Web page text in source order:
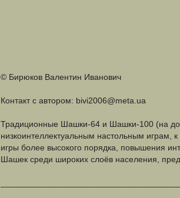
© Бирюков Валентин Иванович
Контакт с автором: bivi2006@meta.ua
Традиционные Шашки-64 и Шашки-100 (на
низкоинтеллектуальным настольным играм,
игры более высокого порядка, повышения
Шашек среди широких слоёв населения,